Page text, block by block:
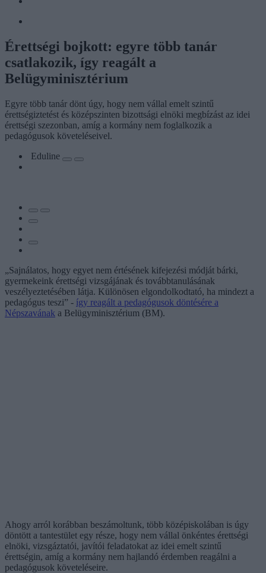
Érettségi bojkott: egyre több tanár
csatlakozik, így reagált a
Belügyminisztérium
Egyre több tanár dönt úgy, hogy nem vállal emelt szintű
érettségiztetést és középszinten bizottsági elnöki megbízást az idei
érettségi szezonban, amíg a kormány nem foglalkozik a
pedagógusok követeléseivel.
Eduline
„Sajnálatos, hogy egyet nem értésének kifejezési módját bárki,
gyermekeink érettségi vizsgájának és továbbtanulásának
veszélyeztetésében látja. Különösen elgondolkodtató, ha mindezt a
pedagógus teszi” - így reagált a pedagógusok döntésére a
Népszavának a Belügyminisztérium (BM).
Ahogy arról korábban beszámoltunk, több középiskolában is úgy
döntött a tantestület egy része, hogy nem vállal önkéntes érettségi
elnöki, vizsgáztatói, javítói feladatokat az idei emelt szintű
érettségin, amíg a kormány nem hajlandó érdemben reagálni a
pedagógusok követeléseire.